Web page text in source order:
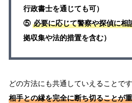
行政書士を通じても可）
⑤必要に応じて警察や探偵に相
拠収集や法的措置を含む）
どの方法にも共通していえることです
相手との縁を完全に断ち切ることが